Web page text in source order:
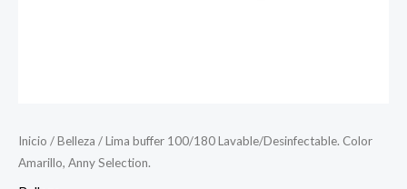
Inicio /Belleza / Lima buffer 100/180 Lavable/Desinfectable. Color
Amarillo, Anny Selection.